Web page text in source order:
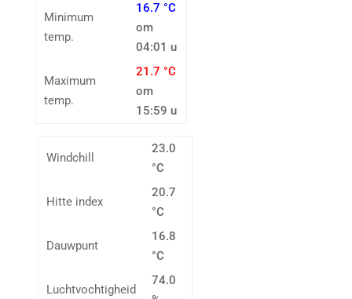
Minimum
temp.
16.7 °C
om
04:01 u
Maximum
temp.
21.7 °C
om
15:59 u
Windchill
23.0
°C
Hitte index
20.7
°C
Dauwpunt
16.8
°C
Luchtvochtigheid
74.0